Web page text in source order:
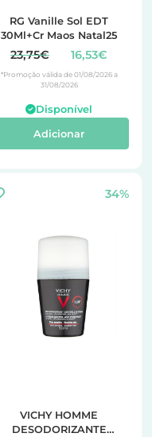
RG Vanille Sol EDT
30Ml+Cr Maos Natal25
23,75€ 16,53€
*Promoção válida de 01/08/2026 a
31/08/2026
Disponível
Adicionar
34%
VICHY HOMME
DESODORIZANTE